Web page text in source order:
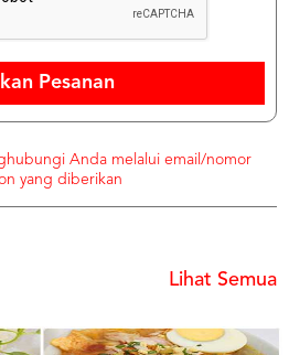
Pesanan
Anda melalui email/nomor
yang diberikan
Lihat Semua